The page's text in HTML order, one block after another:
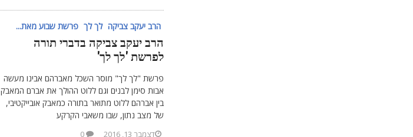
הרב יעקב צביקה לך לך פרשת שבוע מאת...
הרב יעקב צביקה בדברי תורה
לפרשת 'לך לך'
פרשת "לך לך" מוסר השכל מאברהם אבינו מעשה
אבות סימן לבנים וגם ללוט ההולך את אברם המאבק
בין אברהם ללוט מתואר בתורה כמאבק אובייקטיבי,
של מצב נתון, שבו משאבי הקרקע
דצמבר 13, 2016